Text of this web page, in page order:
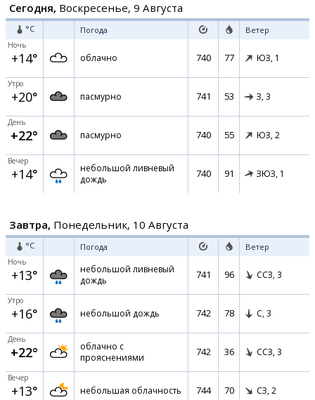
Сегодня, Воскресенье, 9 Августа
°C Погода Ветер
Ночь
+14° облачно 740 77 ЮЗ, 1
Утро
+20° пасмурно 741 53 З, 3
День
+22° пасмурно 740 55 ЮЗ, 2
Вечер
+14°
небольшой ливневый
дождь
740 91 ЗЮЗ, 1
Завтра, Понедельник, 10 Августа
°C Погода Ветер
Ночь
+13°
небольшой ливневый
дождь
741 96 ССЗ, 3
Утро
+16° небольшой дождь 742 78 С, 3
День
+22°
облачно с
прояснениями
742 36 ССЗ, 3
Вечер
+13° небольшая облачность 744 70 СЗ, 2